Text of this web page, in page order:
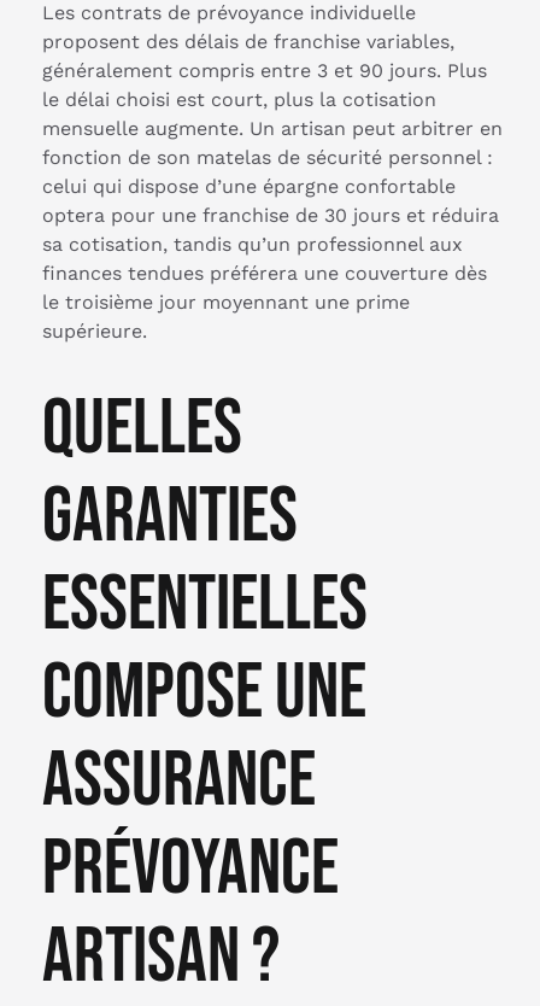
Les contrats de prévoyance individuelle
proposent des délais de franchise variables,
généralement compris entre 3 et 90 jours. Plus
le délai choisi est court, plus la cotisation
mensuelle augmente. Un artisan peut arbitrer en
fonction de son matelas de sécurité personnel :
celui qui dispose d’une épargne confortable
optera pour une franchise de 30 jours et réduira
sa cotisation, tandis qu’un professionnel aux
finances tendues préférera une couverture dès
le troisième jour moyennant une prime
supérieure.
Quelles
garanties
essentielles
compose une
assurance
prévoyance
artisan ?